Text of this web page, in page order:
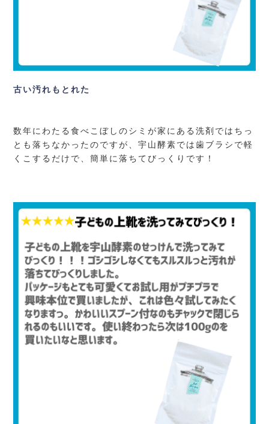
古い汚れもとれた
数年にわたる食べこぼしのシミが家にある洗剤ではちっ
とも落ちなかったのですが、宇山酵素では歯ブラシで軽
くこするだけで、簡単に落ちてびっくりです！